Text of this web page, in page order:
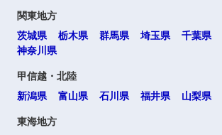
選択する
選択する
選択する
選択する
関東地方
茨城県
栃木県 群馬県 埼玉県 千葉県
神奈川県
甲信越・北陸
新潟県
富山県 石川県 福井県 山梨県
東海地方